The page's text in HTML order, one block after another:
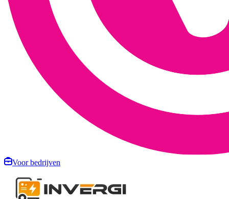
Voor bedrijven